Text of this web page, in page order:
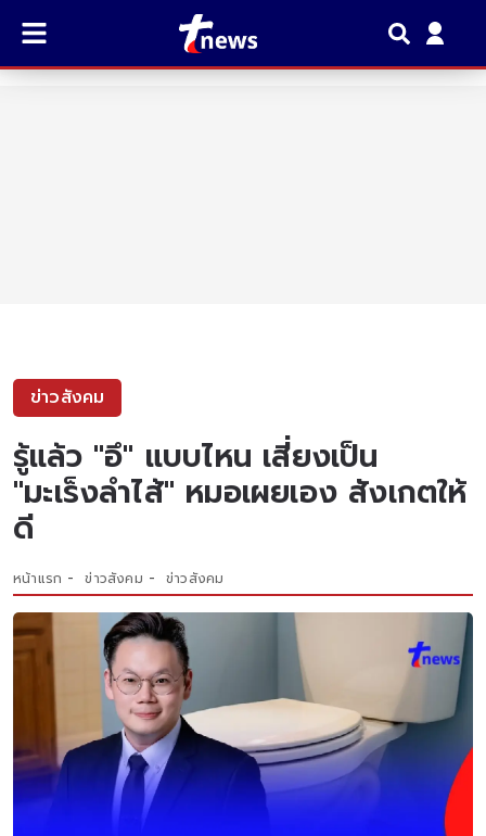
ข่าวสังคม
รู้แล้ว "อึ" แบบไหน เสี่ยงเป็น
"มะเร็งลำไส้" หมอเผยเอง สังเกตให้
ดี
หน้าแรก ข่าวสังคม ข่าวสังคม